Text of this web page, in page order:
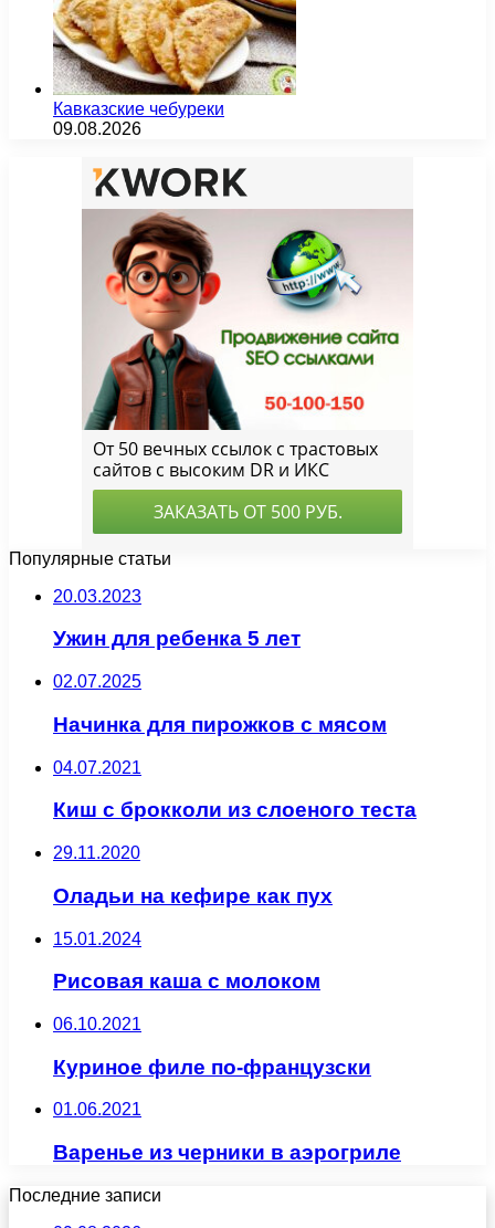
Кавказские чебуреки
09.08.2026
Популярные статьи
20.03.2023
Ужин для ребенка 5 лет
02.07.2025
Начинка для пирожков с мясом
04.07.2021
Киш с брокколи из слоеного теста
29.11.2020
Оладьи на кефире как пух
15.01.2024
Рисовая каша с молоком
06.10.2021
Куриное филе по-французски
01.06.2021
Варенье из черники в аэрогриле
Последние записи